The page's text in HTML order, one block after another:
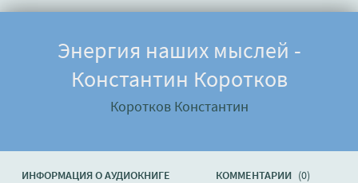
Энергия наших мыслей -
Константин Коротков
Коротков Константин
ИНФОРМАЦИЯ О АУДИОКНИГЕ КОММЕНТАРИИ (0)